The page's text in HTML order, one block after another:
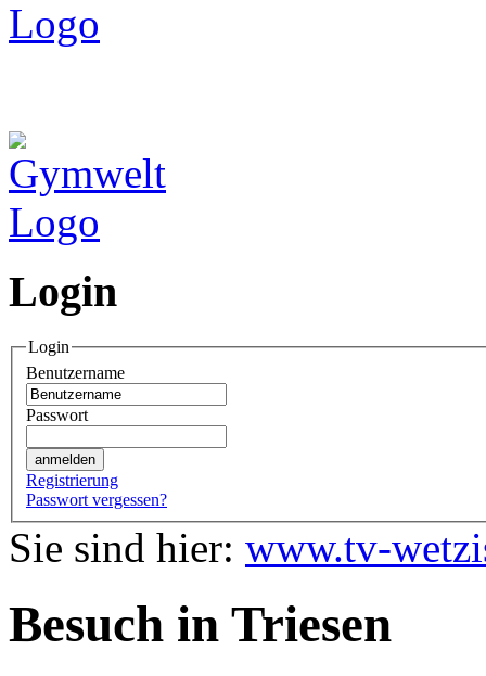
Login
Login
Benutzername
Passwort
Registrierung
Passwort vergessen?
Sie sind hier: www.tv-
Besuch in Triesen